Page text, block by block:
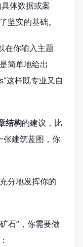
体数据或案
坚实的基础。
在你输入主题
简单地给出
这样既专业又自
结构的建议，比
张建筑蓝图，你
分地发挥你的
石”，你需要做